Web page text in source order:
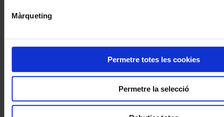
Màrqueting
Permetre totes les cookies
Permetre la selecció
20% als concerts del Palau de la Música Catalana
Descomptes a altres cicles de concerts col·laboradors